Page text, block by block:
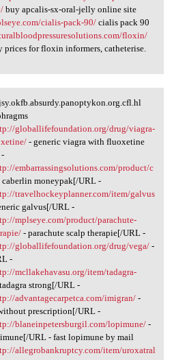
buy apcalis-sx-oral-jelly online site
cialis-pack-90/cialis pack 90
floxin/
prices for floxin informers, catheterise.
globallifefoundation.org/drug/viagra-
- generic viagra with fluoxetine
embarrassingsolutions.com/product/c
moneypak[/URL -
travelhockeyplanner.com/item/galvus
galvus[/URL -
mplseye.com/product/parachute-
- parachute scalp therapie[/URL -
globallifefoundation.org/drug/vega/-
-
mcllakehavasu.org/item/tadagra-
strong[/URL -
advantagecarpetca.com/imigran/-
prescription[/URL -
blaneinpetersburgil.com/lopimune/-
URL - fast lopimune by mail
allegrobankruptcy.com/item/uroxatral